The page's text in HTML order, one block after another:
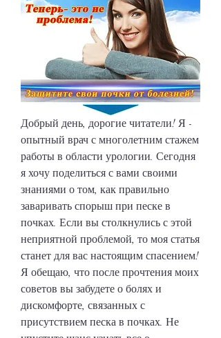
Добрый день, дорогие читатели! Я -
опытный врач с многолетним стажем
работы в области урологии. Сегодня
я хочу поделиться с вами своими
знаниями о том, как правильно
заваривать спорыш при песке в
почках. Если вы столкнулись с этой
неприятной проблемой, то моя статья
станет для вас настоящим спасением!
Я обещаю, что после прочтения моих
советов вы забудете о болях и
дискомфорте, связанных с
присутствием песка в почках. Не